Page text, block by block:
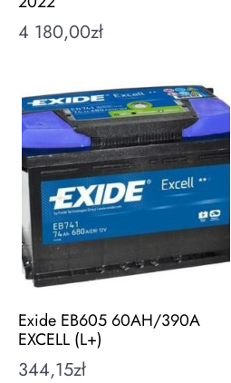
4 180,00zł
Exide EB605 60AH/390A
EXCELL (L+)
344,15zł